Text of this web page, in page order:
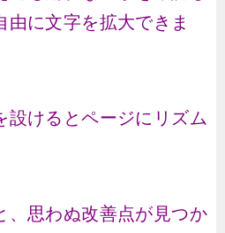
由に文字を拡大できま
設けるとページにリズム
、思わぬ改善点が見つか